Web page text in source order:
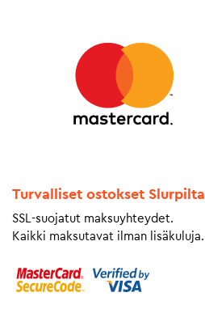
Turvalliset ostokset Slurpilta
SSL-suojatut maksuyhteydet.
Kaikki maksutavat ilman lisäkuluja.